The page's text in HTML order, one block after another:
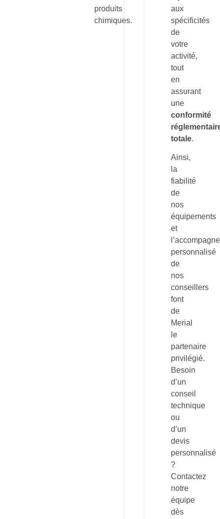
produits
chimiques.
aux
spécificités
de
votre
activité,
tout
en
assurant
une
conformité
totale.
Ainsi,
la
fiabilité
de
nos
équipements
et
personnalisé
de
nos
conseillers
font
de
Merial
le
partenaire
privilégié.
Besoin
d’un
conseil
technique
ou
d’un
devis
personnalisé
?
Contactez
notre
équipe
dès